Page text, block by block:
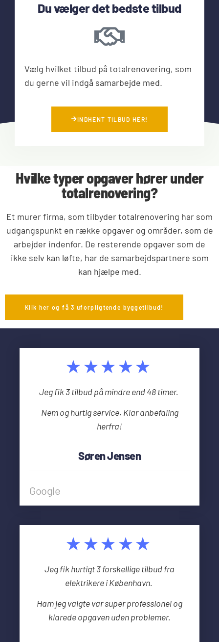
Du vælger det bedste tilbud
Vælg hvilket tilbud på totalrenovering, som
du gerne vil indgå samarbejde med.
INDHENT TILBUD HER!
Hvilke typer opgaver hører under
totalrenovering?
Et murer firma, som tilbyder totalrenovering har som
udgangspunkt en række opgaver og områder, som de
arbejder indenfor. De resterende opgaver som de
ikke selv kan løfte, har de samarbejdspartnere som
kan hjælpe med.
Klik her og få 3 uforpligtende byggetilbud!
★★★★★
Jeg fik 3 tilbud på mindre end 48 timer.
Nem og hurtig service, Klar anbefaling
herfra!
Søren Jensen
Google
★★★★★
Jeg fik hurtigt 3 forskellige tilbud fra
elektrikere i København.
Ham jeg valgte var super professionel og
klarede opgaven uden problemer.